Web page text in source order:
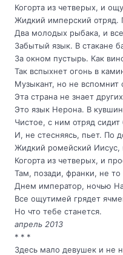
Когорта из четверых, и
Жидкий имперский отряд.
Два молодых рыбака, и
Забытый язык. В стакане
За окном пустырь. Как
Так вспыхнет огонь в
Музыкант, но не вспомнит
Эта страна не знает
Это язык Нерона. В
Чистое, с ним отряд сидит
И, не стесняясь, пьет. По
Жидкий ромейский Иисус,
Когорта из четверых, и
Там, позади, франки, не
Днем император, ночью
Все ощутимей грядет
Но что тебе станется.
апрель 2013
* * *
Здесь мало девушек и не